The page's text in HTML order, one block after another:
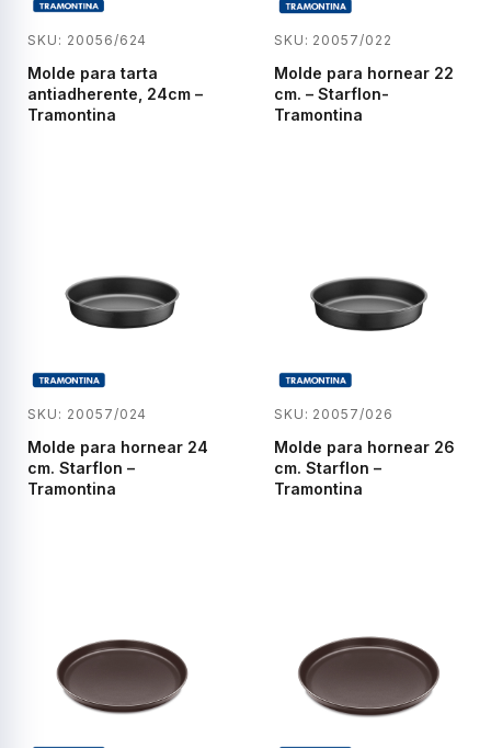
SKU: 20056/624
Molde para tarta
antiadherente, 24cm –
Tramontina
SKU: 20057/022
Molde para hornear 22
cm. – Starflon-
Tramontina
SKU: 20057/024
Molde para hornear 24
cm. Starflon –
Tramontina
SKU: 20057/026
Molde para hornear 26
cm. Starflon –
Tramontina